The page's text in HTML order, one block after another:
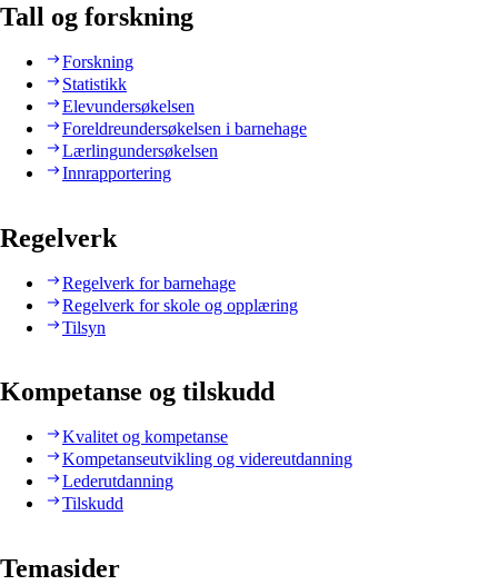
Tall og forskning
Forskning
Statistikk
Elevundersøkelsen
Foreldreundersøkelsen i barnehage
Lærlingundersøkelsen
Innrapportering
Regelverk
Regelverk for barnehage
Regelverk for skole og opplæring
Tilsyn
Kompetanse og tilskudd
Kvalitet og kompetanse
Kompetanseutvikling og videreutdanning
Lederutdanning
Tilskudd
Temasider